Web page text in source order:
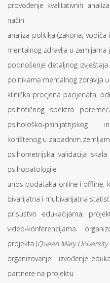
provođenje kvalitativnih
način
analiza politika (zakona,
mentalnog zdravlja u zemljama
podnošenje detaljnog
politikama mentalnog zdravlja
klinička procjena pacijenata,
psihotičnog spektra
psihološko-psihijatrijskog
korištenog u zapadnim
psihometrijska validacija
psihopatologije
unos podataka online i offline,
bivarijatna i multivarijatna
prisustvo edukacijama,
video-konferencijama
projekta (Queen Mary
organizovanje i izvođenje
partnere na projektu